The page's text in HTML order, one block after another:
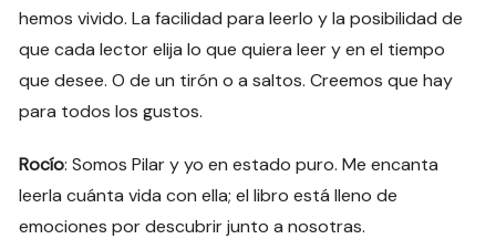
hemos vivido. La facilidad para leerlo y la posibilidad de
que cada lector elija lo que quiera leer y en el tiempo
que desee. O de un tirón o a saltos. Creemos que hay
para todos los gustos.
Rocío: Somos Pilar y yo en estado puro. Me encanta
leerla cuánta vida con ella; el libro está lleno de
emociones por descubrir junto a nosotras.